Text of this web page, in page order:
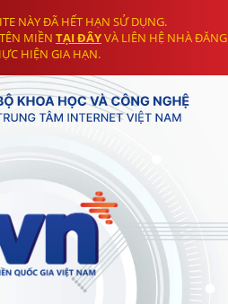
NÀY ĐÃ HẾT HẠN SỬ DỤNG.
MIỀN TẠI ĐÂYVÀ LIÊN HỆ NHÀ ĐĂNG
HIỆN GIA HẠN.